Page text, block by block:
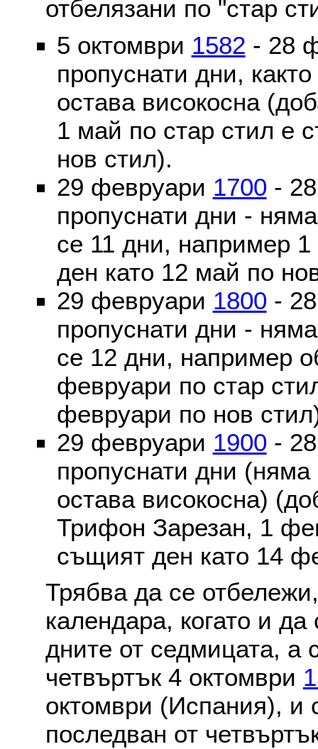
отбелязани по "стар
5 октомври 1582 - 28
пропуснати дни,
остава високосна
1 май по стар стил е
нов стил).
29 февруари 1700 -
пропуснати дни -
се 11 дни, например
ден като 12 май по
29 февруари 1800 -
пропуснати дни -
се 12 дни, например
февруари по стар
февруари по нов
29 февруари 1900 -
пропуснати дни
остава високосна)
Трифон Зарезан, 1
същият ден като 14
Трябва да се
календара, когато и
дните от седмицата, а
четвъртък 4 октомври
октомври (Испания), и
последван от